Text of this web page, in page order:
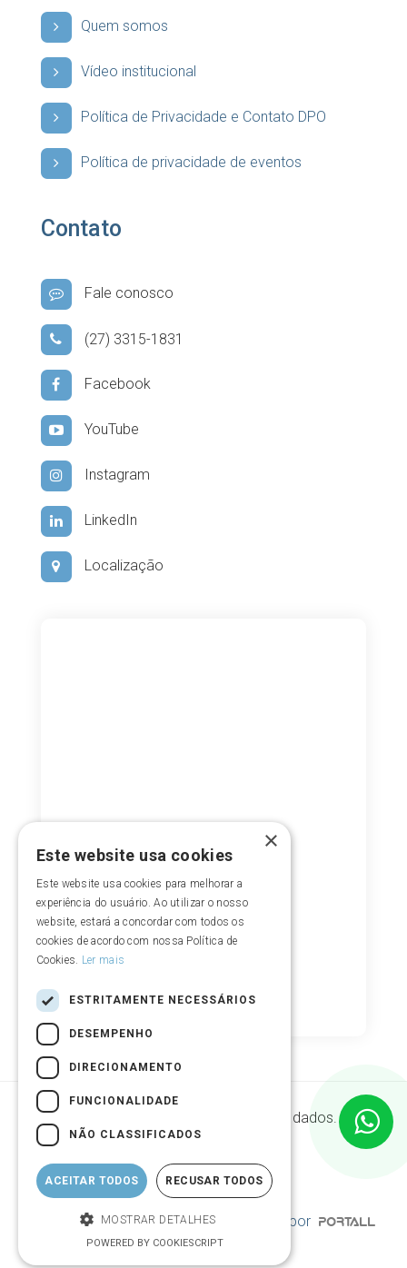
Quem somos
Vídeo institucional
Política de Privacidade e Contato DPO
Política de privacidade de eventos
Contato
Fale conosco
(27) 3315-1831
Facebook
YouTube
Instagram
LinkedIn
Localização
Segurança de armazenamento de dados.
© Copyright 2004 - 2026 | Desenvolvido por
×
Este website usa cookies
Este website usa cookies para melhorar a
experiência do usuário. Ao utilizar o nosso
website, estará a concordar com todos os
cookies de acordo com nossa Política de
Cookies. Ler mais
ESTRITAMENTE NECESSÁRIOS
DESEMPENHO
DIRECIONAMENTO
FUNCIONALIDADE
NÃO CLASSIFICADOS
ACEITAR TODOS RECUSAR TODOS
MOSTRAR DETALHES
POWERED BY COOKIESCRIPT